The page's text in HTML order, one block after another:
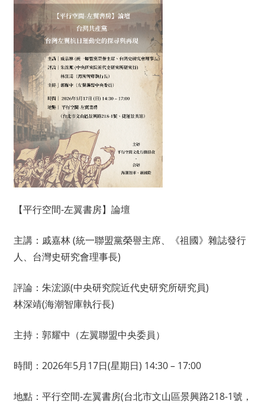
【平行空間-左翼書房】論壇
主講：戚嘉林 (統一聯盟黨榮譽主席、《祖國》雜誌發行
人、台灣史研究會理事長)
評論：朱浤源(中央研究院近代史研究所研究員)
林深靖(海潮智庫執行長)
主持：郭耀中（左翼聯盟中央委員）
時間：2026年5月17日(星期日) 14:30 – 17:00
地點：平行空間-左翼書房(台北市文山區景興路218-1號，